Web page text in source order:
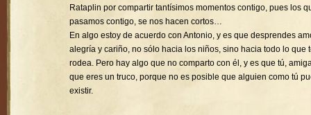
Rataplin por compartir tantísimos momentos contigo, pues los
pasamos contigo, se nos hacen cortos…
En algo estoy de acuerdo con Antonio, y es que desprendes
alegría y cariño, no sólo hacia los niños, sino hacia todo lo que
rodea. Pero hay algo que no comparto con él, y es que tú,
que eres un truco, porque no es posible que alguien como tú
existir.